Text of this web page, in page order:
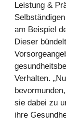
Leistung &
am Beispiel
Dieser
Verhalten.
sie dabei zu
ihre